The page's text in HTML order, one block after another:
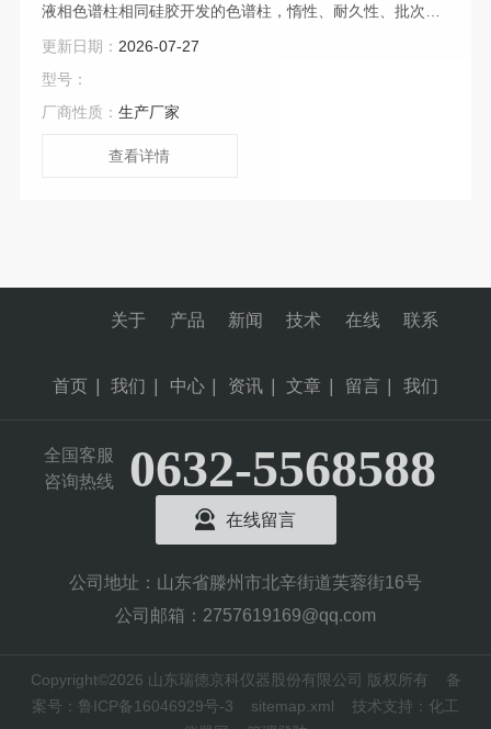
液相色谱柱相同硅胶开发的色谱柱，惰性、耐久性、批次间
的重现性都很好。由于惰性高，分析时，强酸强碱性化合物
更新日期： 2026-07-27
型号：
厂商性质： 生产厂家
查看详情
首页
关于
我们
产品
中心
新闻
资讯
技术
文章
在线
留言
联系
我们
全国客服
咨询热线
0632-5568588
在线留言
公司地址：山东省滕州市北辛街道芙蓉街16号
公司邮箱：2757619169@qq.com
Copyright©2026 山东瑞德京科仪器股份有限公司 版权所有 备
案号：鲁ICP备16046929号-3
sitemap.xml 技术支持： 化工